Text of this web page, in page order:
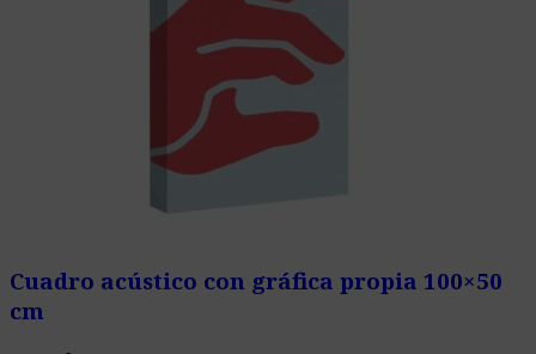
Cuadro acústico con gráfica propia 100×50
cm